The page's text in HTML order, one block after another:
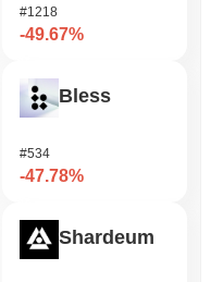
#1218
-49.67%
Bless
#534
-47.78%
Shardeum